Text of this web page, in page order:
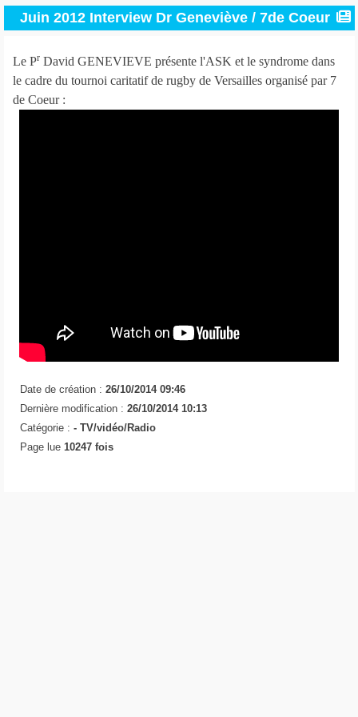
Juin 2012 Interview Dr Geneviève / 7de Coeur
Le PrDavid GENEVIEVE présente l'ASK et le syndrome dans
le cadre du tournoi caritatif de rugby de Versailles organisé par 7
de Coeur :
Date de création : 26/10/2014 09:46
Dernière modification : 26/10/2014 10:13
Catégorie : - TV/vidéo/Radio
Page lue 10247 fois